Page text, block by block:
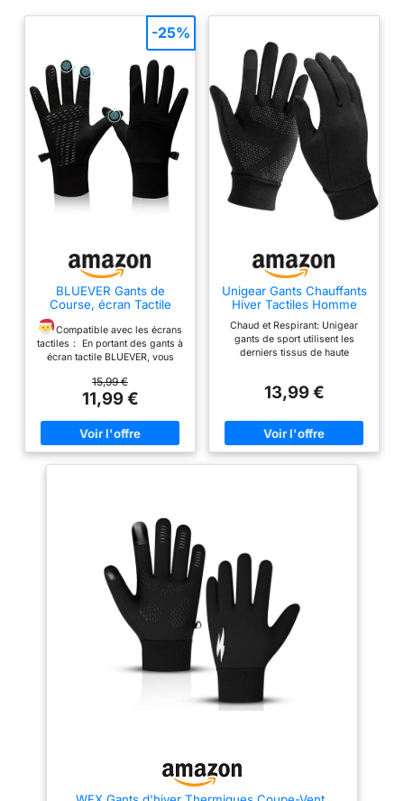
BLUEVER Gants de
Course, écran Tactile
Coupe-Vent Antidérapant
Gants Chauds Doublures
pour Cyclisme vélo
Conduite Sportive pour
Compatible avec les écrans
tactiles： En portant des gants à
écran tactile BLUEVER, vous
smartphone ou d'autres
appareils électroniques pour
l'index et le bout des doigts des
deux mains sont conçus avec
un tissu conducteur durable
pour une longue durée de vie.
recouvrant la paume et les
doigts des gants à écran tactile
vous assure un maintien sûr lors
des activités de plein air ou des
Gardez les mains au
chaud : la doublure intérieure
est douce pour plus de confort.
Renforcé les coutures
élastiques sur les coutures et la
conception améliorée sur la
paume, les gants de course
BLUEVER résolvent le problème
empêcher la perte des gants
d'hiver et elle est facile à ranger
15,99 €
11,99 €
-25%
Unigear Gants Chauffants
Hiver Tactiles Homme
Moto
Chaud et Respirant: Unigear
gants de sport utilisent les
derniers tissus de haute
et sans boulochage. Ce tissu
autres tissus, et peut éliminer
rapidement l'humidité des
mains et stocker la chaleur.
tactile sensible: Le pouce et
l'index du gant sont fabriqués
en microfibre conductrice
résistante à l'abrasion et
convient à la plupart des
smartphones , tablettes, moyens
de navigation, etc. Ce qui vous
permet d'utiliser votre téléphone
ou votre tablette et autres
dispositifs d’écran tactile sans
enlever les gants par temps
froid. Antidérapant et
friction offre une meilleure prise
13,99 €